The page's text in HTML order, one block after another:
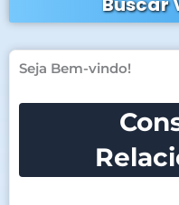
Seja Bem-vindo!